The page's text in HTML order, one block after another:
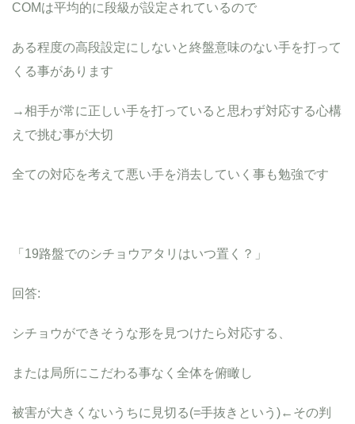
COMは平均的に段級が設定されているので
ある程度の高段設定にしないと終盤意味のない手を打って
くる事があります
→相手が常に正しい手を打っていると思わず対応する心構
えで挑む事が大切
全ての対応を考えて悪い手を消去していく事も勉強です
「19路盤でのシチョウアタリはいつ置く？」
回答:
シチョウができそうな形を見つけたら対応する、
または局所にこだわる事なく全体を俯瞰し
被害が大きくないうちに見切る(=手抜きという)←その判